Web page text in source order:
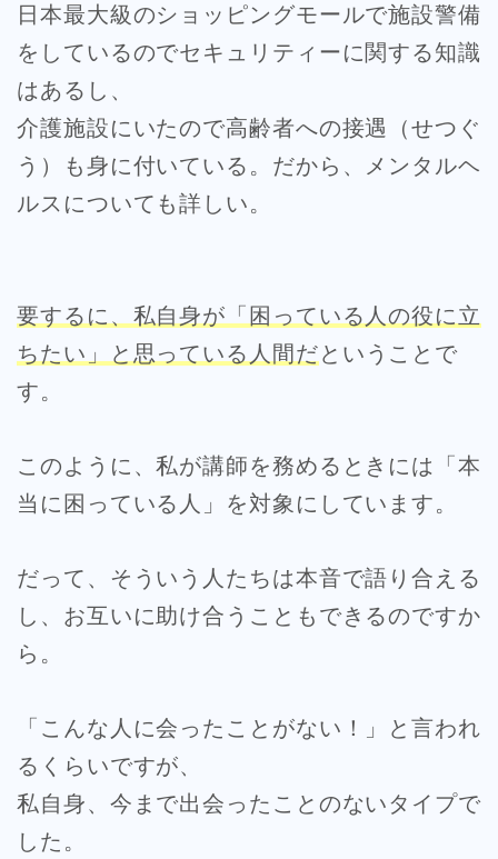
日本最大級のショッピングモールで施設警備
をしているのでセキュリティーに関する知識
はあるし、
介護施設にいたので高齢者への接遇（せつぐ
う）も身に付いている。だから、メンタルヘ
ルスについても詳しい。
要するに、私自身が「困っている人の役に立
ちたい」と思っている人間だということで
す。
このように、私が講師を務めるときには「本
当に困っている人」を対象にしています。
だって、そういう人たちは本音で語り合える
し、お互いに助け合うこともできるのですか
ら。
「こんな人に会ったことがない！」と言われ
るくらいですが、
私自身、今まで出会ったことのないタイプで
した。